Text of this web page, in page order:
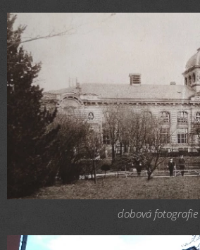
dobová fotografie